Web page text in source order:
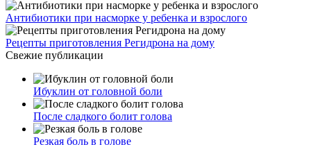
Антибиотики при насморке у ребенка и взрослого
Рецепты приготовления Регидрона на дому
Свежие публикации
Ибуклин от головной боли
После сладкого болит голова
Резкая боль в голове